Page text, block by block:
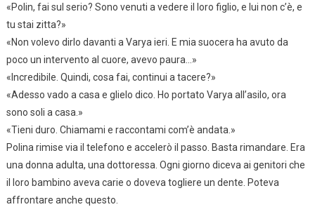
«Polin, fai sul serio? Sono venuti a vedere il loro figlio, e lui non c’è, e
tu stai zitta?»
«Non volevo dirlo davanti a Varya ieri. E mia suocera ha avuto da
poco un intervento al cuore, avevo paura…»
«Incredibile. Quindi, cosa fai, continui a tacere?»
«Adesso vado a casa e glielo dico. Ho portato Varya all’asilo, ora
sono soli a casa.»
«Tieni duro. Chiamami e raccontami com’è andata.»
Polina rimise via il telefono e accelerò il passo. Basta rimandare. Era
una donna adulta, una dottoressa. Ogni giorno diceva ai genitori che
il loro bambino aveva carie o doveva togliere un dente. Poteva
affrontare anche questo.